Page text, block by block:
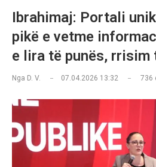
Ibrahimaj: Portali
pikë e vetme
e lira të punës, rrisim
Nga D. V. 07.04.2026 13:32 736